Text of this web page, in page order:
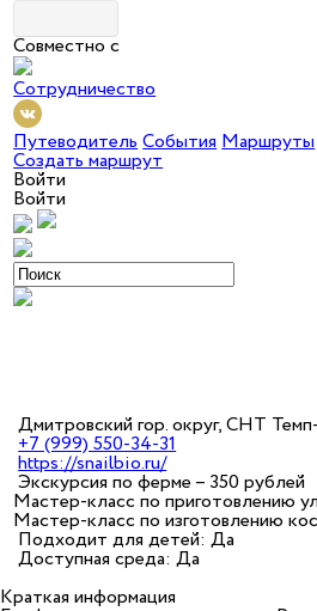
Совместно с
Сотрудничество
ПутеводительСобытияМаршруты
Создать маршрут
Войти
Войти
Дмитровский гор. округ, СНТ
+7 (999) 550-34-31
https://snailbio.ru/
Экскурсия по ферме – 350 рублей
Мастер-класс по приготовлению
Мастер-класс по изготовлению
Подходит для детей: Да
Доступная среда: Да
Краткая информация